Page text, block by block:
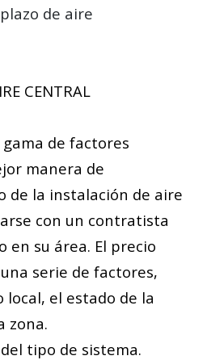
de aire
CENTRAL
de factores
manera de
de la instalación de aire
con un contratista
en su área. El precio
serie de factores,
local, el estado de la
zona.
tipo de sistema.